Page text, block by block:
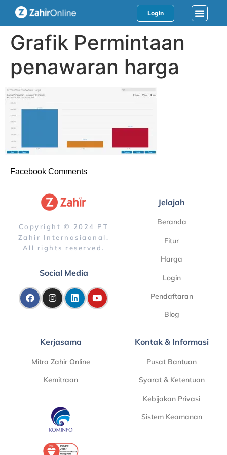
Login
Grafik Permintaan
penawaran harga
Facebook Comments
Copyright © 2024 PT
Zahir Internasiaonal.
All rights reserved.
Social Media
Jelajah
Beranda
Fitur
Harga
Login
Pendaftaran
Blog
Kerjasama
Mitra Zahir Online
Kemitraan
Kontak & Informasi
Pusat Bantuan
Syarat & Ketentuan
Kebijakan Privasi
Sistem Keamanan